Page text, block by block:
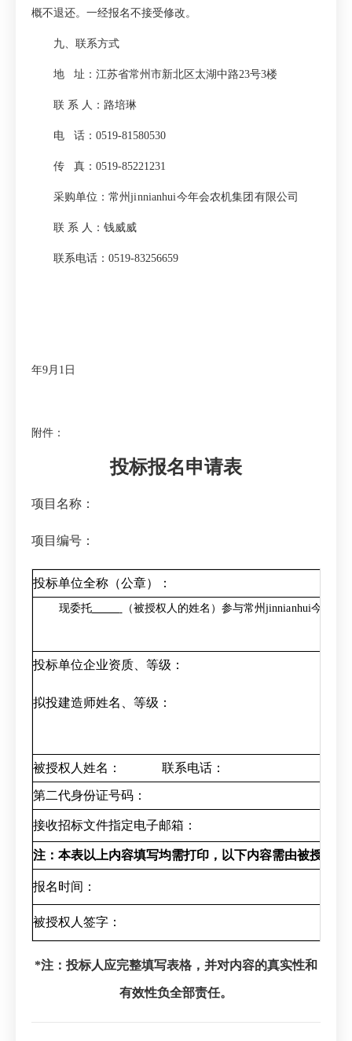
概不退还。一经报名不接受修改。
九、联系方式
地 址：江苏省常州市新北区太湖中路23号3楼
联 系 人：路培琳
电 话： 0519-81580530
传 真： 0519-85221231
采购单位： 常州jinnianhui今年会农机集团有限公司
联 系 人： 钱威威
联系电话： 0519-83256659
年9 月 1 日
附件：
投标报名申请表
项目名称：
项目编号：
投标单位全称（公章）：
现委托 （被授权人的姓名）参与常州jinnianhui今年会
投标单位企业资质、等级：
拟投建造师姓名、等级：
被授权人姓名： 联系电话：
第二代身份证号码：
接收招标文件指定电子邮箱：
注：本表以上内容填写均需打印，以下内容需由被授权
报名时间：
被授权人签字：
*注：投标人应完整填写表格，并对内容的真实性和
有效性负全部责任。